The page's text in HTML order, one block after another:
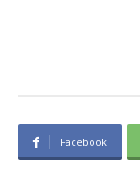
Facebook